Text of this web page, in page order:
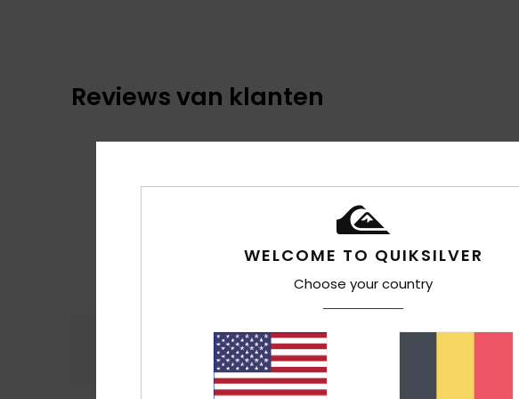
Reviews van klanten
Comfort
4.7
Prijs-kwaliteitverhouding
WELCOME TO QUIKSILVER
Choose your country